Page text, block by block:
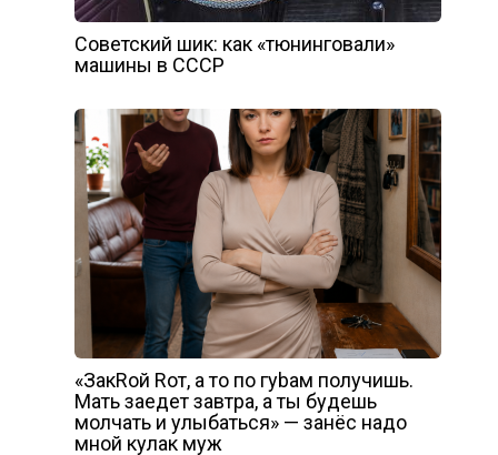
Советский шик: как «тюнинговали»
машины в СССР
«ЗакRой Rот, а то по гуbам получишь.
Мать заедет завтра, а ты будешь
молчать и улыбаться» — занёс надо
мной кулак муж